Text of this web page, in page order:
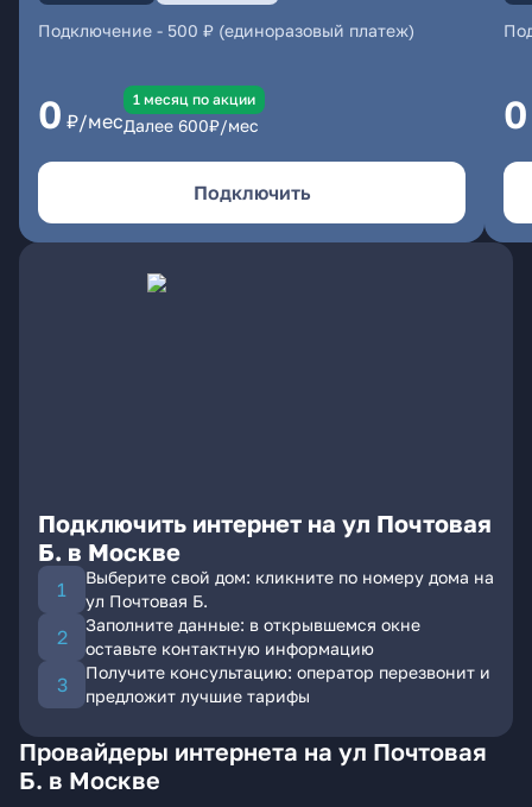
Подключение - 500 ₽ (единоразовый платеж)
0 ₽/мес
1 месяц по акции
Далее 600₽/мес
Подключить
0
Подключить интернет на ул Почтовая
Б. в Москве
Выберите свой дом: кликните по номеру дома на
ул Почтовая Б.
Заполните данные: в открывшемся окне
оставьте контактную информацию
Получите консультацию: оператор перезвонит и
предложит лучшие тарифы
Провайдеры интернета на ул Почтовая
Б. в Москве